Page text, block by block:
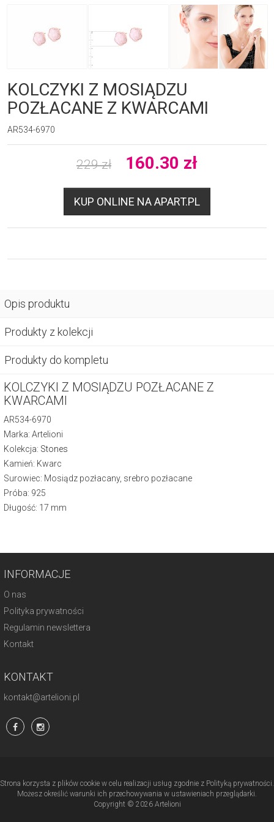
KOLCZYKI Z MOSIĄDZU
POZŁACANE Z KWARCAMI
AR534-6970
229 zł 160.30 zł
KUP ONLINE NA APART.PL
Opis produktu
Produkty z kolekcji
Produkty do kompletu
KOLCZYKI Z MOSIĄDZU POZŁACANE Z
KWARCAMI
AR534-6970
Marka: Artelioni
Kolekcja: Stones
Kamień: Kwarc
Surowiec: Mosiądz pozłacany, srebro pozłacane
Próba: 925
Długość: 17 mm
INFORMACJE
O nas
Polityka prywatności
Regulamin newslettera
Kontakt
KONTAKT
kontakt@artelioni.pl
Strona korzysta z plików cookie w celu realizacji usług zgodnie z Polityką prywatności.
Możesz określić warunki ich przechowywania w ustawieniach przeglądarki.
Copyright © 2026 Artelioni